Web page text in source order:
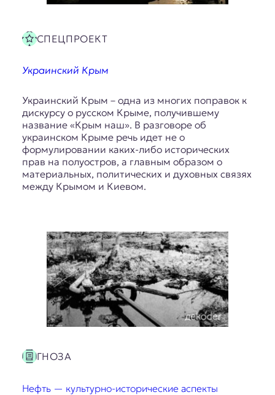
СПЕЦПРОЕКТ
Украинский Крым
Украинский Крым – одна из многих поправок к
дискурсу о русском Крыме, получившему
название «Крым наш». В разговоре об
украинском Крыме речь идет не о
формулировании каких-либо исторических
прав на полуостров, а главным образом о
материальных, политических и духовных связях
между Крымом и Киевом.
ГНОЗА
Нефть — культурно-исторические аспекты